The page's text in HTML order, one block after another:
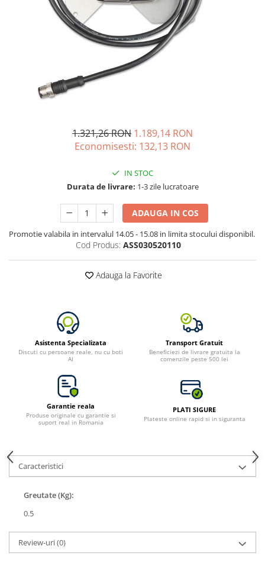
Acumulatori de stocare
Componente sisteme de balcon
1.321,26 RON 1.189,14 RON
Economisesti: 132,13 RON
IN STOC
Durata de livrare: 1-3 zile lucratoare
ADAUGA IN COS
Promotie valabila in intervalul 14.05 - 15.08 in limita stocului disponibil.
Cod Produs: ASS030520110
Adauga la Favorite
Asistenta Specializata
Discuti cu persoane reale, nu cu boti
AI
Transport Gratuit
Beneficiezi de livrare gratuita la
comenzile peste 500 lei
Garantie reala
Produse originale cu garantie si
suport real in Romania
PLATI SIGURE
Plateste online rapid si in siguranta
Caracteristici
Greutate (Kg):
0.5
Review-uri(0)